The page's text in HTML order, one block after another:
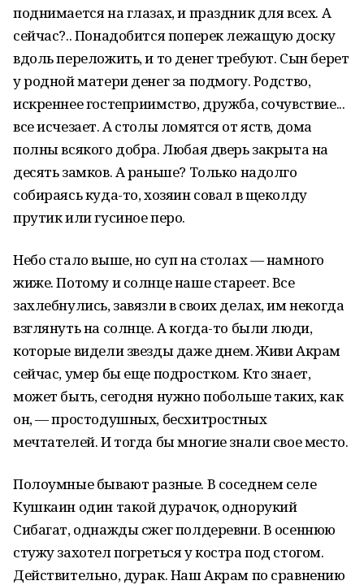
поднимается на глазах, и праздник для всех. А
сейчас?.. Понадобится поперек лежащую доску
вдоль переложить, и то денег требуют. Сын берет
у родной матери денег за подмогу. Родство,
искреннее гостеприимство, дружба, сочувствие...
все исчезает. А столы ломятся от яств, дома
полны всякого добра. Любая дверь закрыта на
десять замков. А раньше? Только надолго
собираясь куда-то, хозяин совал в щеколду
прутик или гусиное перо.
Небо стало выше, но суп на столах — намного
жиже. Потому и солнце наше стареет. Все
захлебнулись, завязли в своих делах, им некогда
взглянуть на солнце. А когда-то были люди,
которые видели звезды даже днем. Живи Акрам
сейчас, умер бы еще подростком. Кто знает,
может быть, сегодня нужно побольше таких, как
он, — простодушных, бесхитростных
мечтателей. И тогда бы многие знали свое место.
Полоумные бывают разные. В соседнем селе
Кушкаин один такой дурачок, однорукий
Сибагат, однажды сжег полдеревни. В осеннюю
стужу захотел погреться у костра под стогом.
Действительно, дурак. Наш Акрам по сравнению